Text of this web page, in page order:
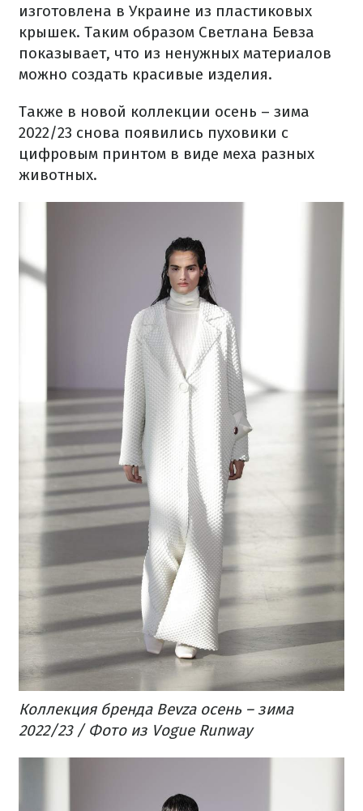
изготовлена ​​в Украине из пластиковых
крышек. Таким образом Светлана Бевза
показывает, что из ненужных материалов
можно создать красивые изделия.
Также в новой коллекции осень – зима
2022/23 снова появились пуховики с
цифровым принтом в виде меха разных
животных.
Коллекция бренда Bevza осень – зима
2022/23 / Фото из Vogue Runway